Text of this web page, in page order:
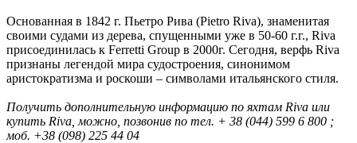
Основанная в 1842 г. Пьетро Рива (Pietro Riva), знаменитая
своими судами из дерева, спущенными уже в 50-60 г.г., Riva
присоединилась к Ferretti Group в 2000г. Сегодня, верфь Riva
признаны легендой мира судостроения, синонимом
аристократизма и роскоши – символами итальянского стиля.
Получить дополнительную информацию по яхтам Riva или
купить Riva, можно, позвонив по тел. + 38 (044) 599 6 800 ;
моб. +38 (098) 225 44 04